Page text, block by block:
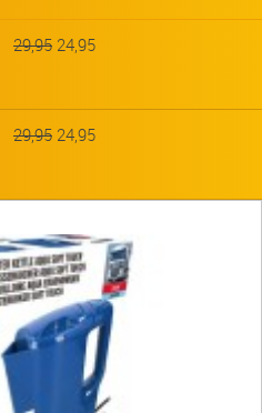
29,95 24,95
29,95 24,95